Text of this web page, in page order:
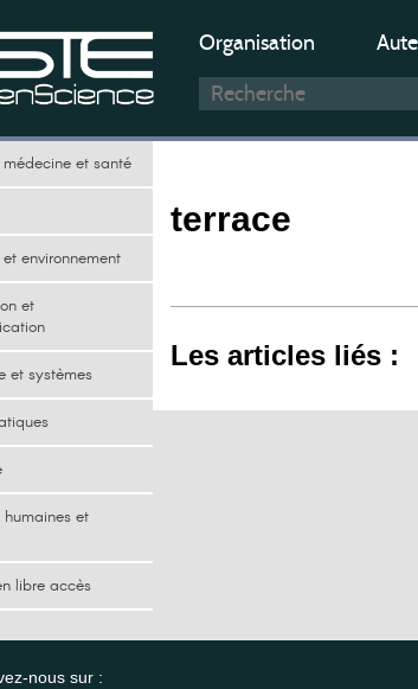
Organisation
et santé
environnement
et
et systèmes
humaines et
libre accès
terrace
Les articles liés :
nous sur :